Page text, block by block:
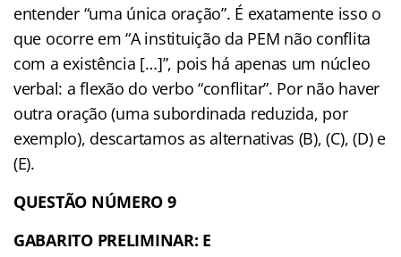
entender “uma única oração”. É exatamente isso o
que ocorre em “A instituição da PEM não conflita
com a existência […]”, pois há apenas um núcleo
verbal: a flexão do verbo “conflitar”. Por não haver
outra oração (uma subordinada reduzida, por
exemplo), descartamos as alternativas (B), (C), (D) e
(E).
QUESTÃO NÚMERO 9
GABARITO PRELIMINAR: E